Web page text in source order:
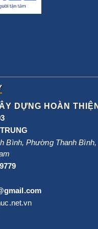
DỰNG HOÀN
Bình, Phường Thanh Bình,